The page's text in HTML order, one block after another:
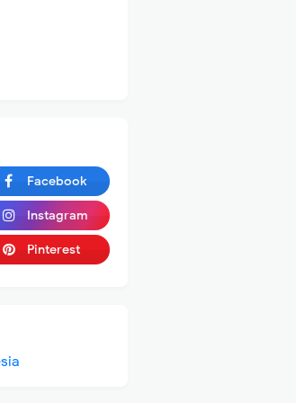
Facebook
Instagram
Pinterest